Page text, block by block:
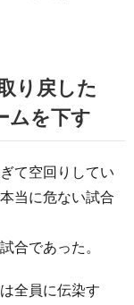
り戻した
ムを下す
て空回りしてい
当に危ない試合
合であった。
全員に伝染す